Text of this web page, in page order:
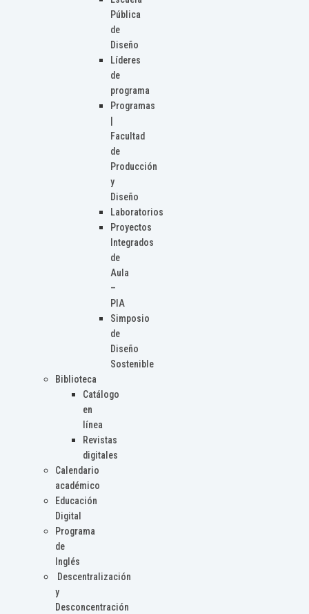
Pública
de
Diseño
Líderes
de
programa
Programas
Facultad
de
Producción
y
Diseño
Laboratorios
Proyectos
Integrados
de
Aula
–
PIA
Simposio
de
Diseño
Sostenible
Biblioteca
Catálogo
en
línea
Revistas
digitales
Calendario
académico
Educación
Digital
Programa
de
Inglés
Descentralización
y
Desconcentración